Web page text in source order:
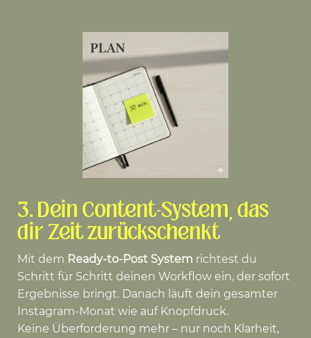
3. Dein Content-System, das
dir Zeit zurückschenkt
Mit dem Ready-to-Post System richtest du
Schritt für Schritt deinen Workflow ein, der sofort
Ergebnisse bringt. Danach läuft dein gesamter
Instagram-Monat wie auf Knopfdruck.
Keine Überforderung mehr – nur noch Klarheit,